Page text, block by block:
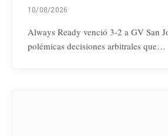
10/08/2026
Always Ready venció 3-2 a GV San
polémicas decisiones arbitrales que…